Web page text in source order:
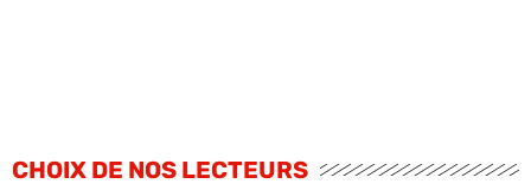
CHOIX DE NOS LECTEURS